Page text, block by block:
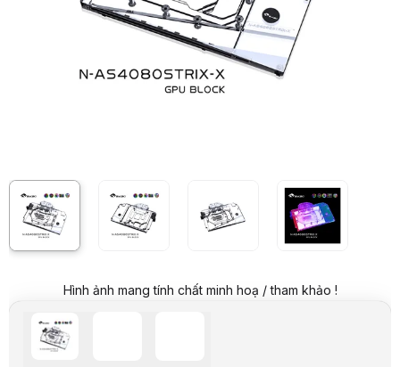
Trả góp qua thẻ VISA (12 tháng):83.250 VND / tháng
Giá đã bao gồm VAT
Thương hiệu:BYKSKI
Order trước – giao sau
Trang bị đường led ARGB 5v dễ dàng đồng bộ hệ thống
Thiết kế gọn gàng không chiếm không gian bộ máy
Block nước có đi kèm Backplate
Thông số kỹ thuật
Block nước VGA sử dụng riêng cho RTX 4080 STRIX/TUF của ASUS
Thiết kế gọn gàng không chiếm không gian bộ máy
Mô tả sản phẩm
Block nước Bykski cho VGA ASUS RTX 4080 STRIX/TUF (N-
Hình ảnh mang tính chất minh hoạ / tham khảo !